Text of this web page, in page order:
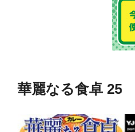
華麗なる食卓 25